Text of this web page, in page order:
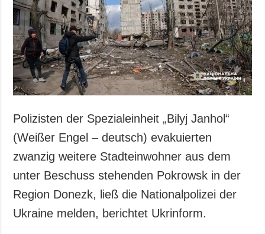
Gesellschaft und
Kultur
Sport
Kriminalität
Notstand und
Notfälle
ZUSÄTZLICH
Veröffentlichungen
Interview
Fotos
Video
LEISTUNGEN
Abonnement
Polizisten der Spezialeinheit „Bilyj Janhol“
(Weißer Engel – deutsch) evakuierten
zwanzig weitere Stadteinwohner aus dem
unter Beschuss stehenden Pokrowsk in der
Region Donezk, ließ die Nationalpolizei der
Ukraine melden, berichtet Ukrinform.